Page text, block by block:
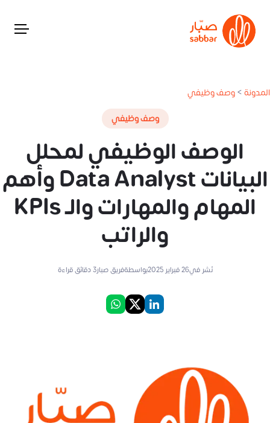
المدونة>وصف وظيفي
وصف وظيفي
الوصف الوظيفي لمحلل
البيانات Data Analyst وأهم
المهام والمهارات والـ KPIs
والراتب
نُشر في26 فبراير 2025 بواسطةفريق صبار3دقائق قراءة